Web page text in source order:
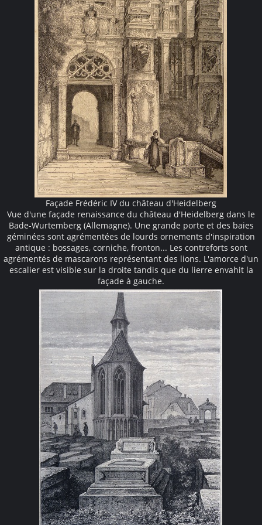
Façade Frédéric IV du château d'Heidelberg
Vue d'une façade renaissance du château d'Heidelberg dans le
Bade-Wurtemberg (Allemagne). Une grande porte et des baies
géminées sont agrémentées de lourds ornements d'inspiration
antique : bossages, corniche, fronton... Les contreforts sont
agrémentés de mascarons représentant des lions. L'amorce d'un
escalier est visible sur la droite tandis que du lierre envahit la
façade à gauche.